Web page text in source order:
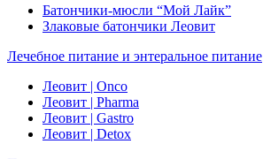
Батончики-мюсли “Мой Лайк”
Злаковые батончики Леовит
Лечебное питание и энтеральное питание
Леовит | Onco
Леовит | Pharma
Леовит | Gastro
Леовит | Detox